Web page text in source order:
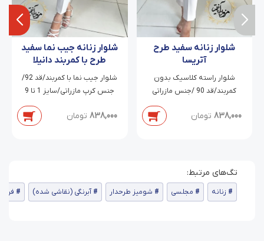
شلوار زنانه سفید طرح
آتریسا
شلوار راسته کلاسیک بدون
کمربند/قد 90 /جنس مازراتی
838,000 تومان
شلوار زنانه جیب نما سفید
طرح با کمربند دانیلا
شلوار جیب نما با کمربند/قد 92/
جنس کرپ مازراتی/سایز 1 تا 9
838,000 تومان
زنانه مجلسی شومیز طرحدار آبرنگی (نقاشی شده) فری